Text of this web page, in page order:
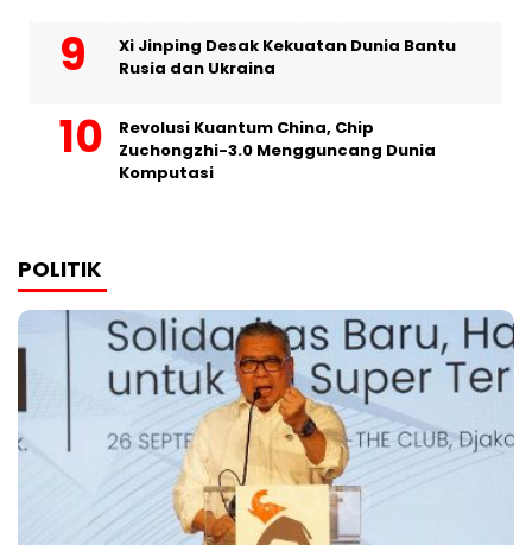
Xi Jinping Desak Kekuatan Dunia Bantu
Rusia dan Ukraina
Revolusi Kuantum China, Chip
Zuchongzhi-3.0 Mengguncang Dunia
Komputasi
POLITIK